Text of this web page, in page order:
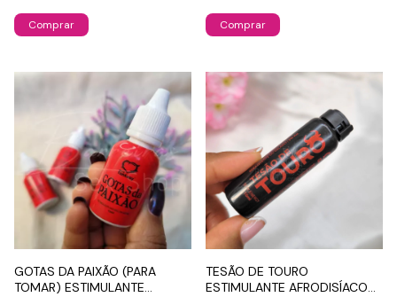
GOTAS DA PAIXÃO (PARA
TOMAR) ESTIMULANTE
TESÃO DE TOURO
ESTIMULANTE AFRODISÍACO